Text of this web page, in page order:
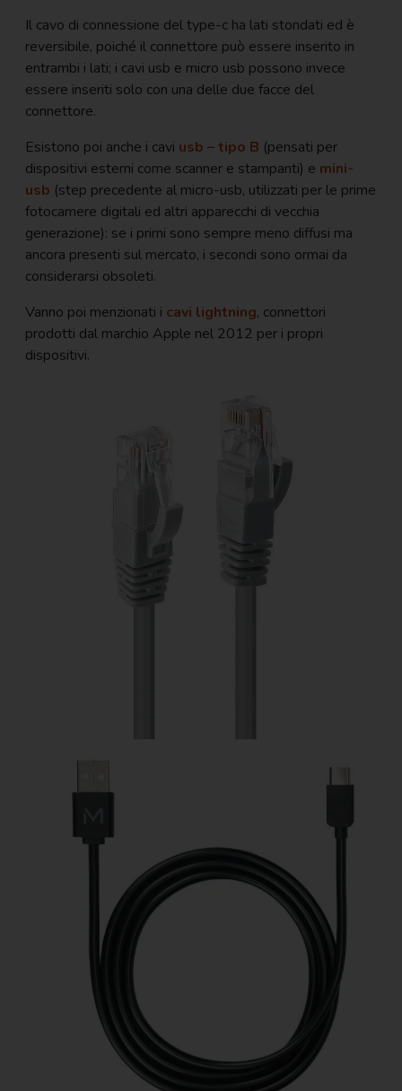
Il cavo di connessione del type-c ha lati stondati ed è
reversibile, poiché il connettore può essere inserito in
entrambi i lati; i cavi usb e micro usb possono invece
essere inseriti solo con una delle due facce del
connettore.
Esistono poi anche i cavi usb – tipo B (pensati per
dispositivi esterni come scanner e stampanti) e mini-
usb (step precedente al micro-usb, utilizzati per le prime
fotocamere digitali ed altri apparecchi di vecchia
generazione): se i primi sono sempre meno diffusi ma
ancora presenti sul mercato, i secondi sono ormai da
considerarsi obsoleti.
Vanno poi menzionati i cavi lightning, connettori
prodotti dal marchio Apple nel 2012 per i propri
dispositivi.